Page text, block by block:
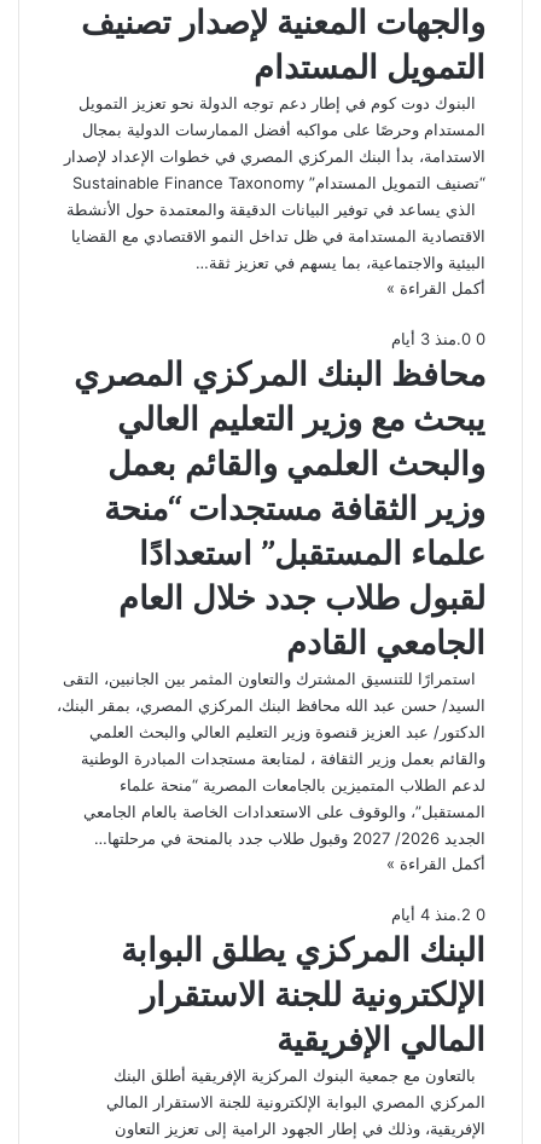
والجهات المعنية لإصدار تصنيف
التمويل المستدام
البنوك دوت كوم في إطار دعم توجه الدولة نحو تعزيز التمويل
المستدام وحرصًا على مواكبه أفضل الممارسات الدولية بمجال
الاستدامة، بدأ البنك المركزي المصري في خطوات الإعداد لإصدار
“تصنيف التمويل المستدام” Sustainable Finance Taxonomy
الذي يساعد في توفير البيانات الدقيقة والمعتمدة حول الأنشطة
الاقتصادية المستدامة في ظل تداخل النمو الاقتصادي مع القضايا
البيئية والاجتماعية، بما يسهم في تعزيز ثقة…
أكمل القراءة »
.منذ 3 أيام 0
محافظ البنك المركزي المصري
يبحث مع وزير التعليم العالي
والبحث العلمي والقائم بعمل
وزير الثقافة مستجدات “منحة
علماء المستقبل” استعدادًا
لقبول طلاب جدد خلال العام
الجامعي القادم
استمرارًا للتنسيق المشترك والتعاون المثمر بين الجانبين، التقى
السيد/ حسن عبد الله محافظ البنك المركزي المصري، بمقر البنك،
الدكتور/ عبد العزيز قنصوة وزير التعليم العالي والبحث العلمي
والقائم بعمل وزير الثقافة ، لمتابعة مستجدات المبادرة الوطنية
لدعم الطلاب المتميزين بالجامعات المصرية “منحة علماء
المستقبل”، والوقوف على الاستعدادات الخاصة بالعام الجامعي
الجديد 2026/ 2027 وقبول طلاب جدد بالمنحة في مرحلتها…
أكمل القراءة »
.منذ 4 أيام 0
البنك المركزي يطلق البوابة
الإلكترونية للجنة الاستقرار
المالي الإفريقية
بالتعاون مع جمعية البنوك المركزية الإفريقية أطلق البنك
المركزي المصري البوابة الإلكترونية للجنة الاستقرار المالي
الإفريقية، وذلك في إطار الجهود الرامية إلى تعزيز التعاون